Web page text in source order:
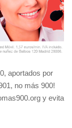
aportados por
no más 900!
y evita